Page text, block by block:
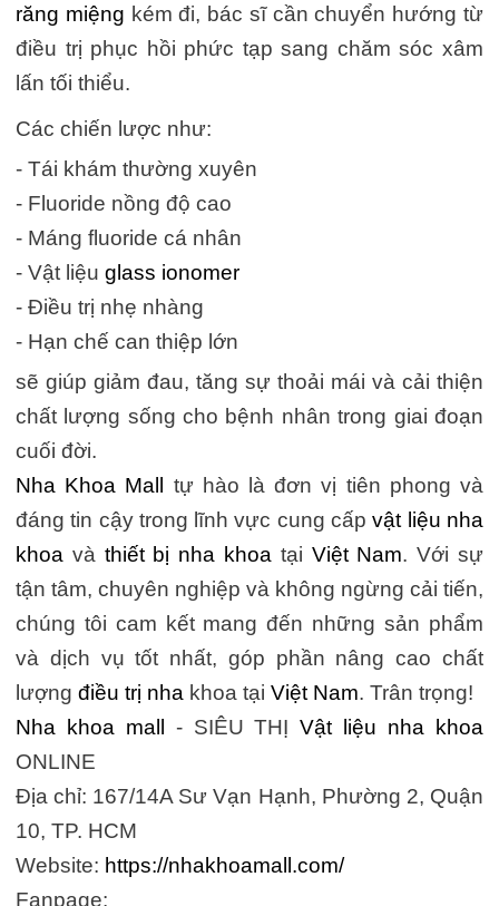
răng miệng kém đi, bác sĩ cần chuyển hướng từ
điều trị phục hồi phức tạp sang chăm sóc xâm
lấn tối thiểu.
Các chiến lược như:
- Tái khám thường xuyên
- Fluoride nồng độ cao
- Máng fluoride cá nhân
- Vật liệu glass ionomer
- Điều trị nhẹ nhàng
- Hạn chế can thiệp lớn
sẽ giúp giảm đau, tăng sự thoải mái và cải thiện
chất lượng sống cho bệnh nhân trong giai đoạn
cuối đời.
Nha Khoa Mall tự hào là đơn vị tiên phong và
đáng tin cậy trong lĩnh vực cung cấpvật liệu nha
khoa và thiết bị nha khoa tại Việt Nam. Với sự
tận tâm, chuyên nghiệp và không ngừng cải tiến,
chúng tôi cam kết mang đến những sản phẩm
và dịch vụ tốt nhất, góp phần nâng cao chất
lượng điều trị nha khoa tại Việt Nam. Trân trọng!
Nha khoa mall - SIÊU THỊVật liệu nha khoa
ONLINE
Địa chỉ: 167/14A Sư Vạn Hạnh, Phường 2, Quận
10, TP. HCM
Website: https://nhakhoamall.com/
Fanpage: